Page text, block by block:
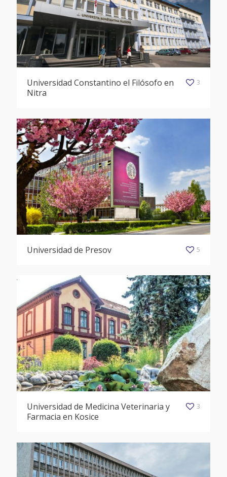
Universidad Constantino el Filósofo en
Nitra
3
Universidad de Presov 5
Universidad de Medicina Veterinaria y
Farmacia en Kosice
3